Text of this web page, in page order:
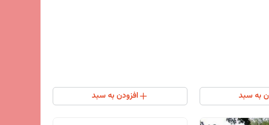
به سبد افزودن به سبد